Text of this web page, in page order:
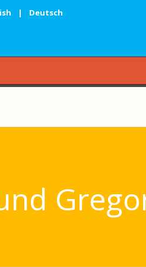
| Deutsch